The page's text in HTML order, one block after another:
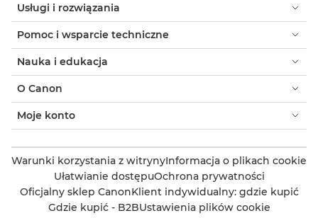
Usługi i rozwiązania
Pomoc i wsparcie techniczne
Nauka i edukacja
O Canon
Moje konto
Warunki korzystania z witrynyInformacja o plikach cookie
Ułatwianie dostępuOchrona prywatności
Oficjalny sklep CanonKlient indywidualny: gdzie kupić
Gdzie kupić - B2BUstawienia plików cookie